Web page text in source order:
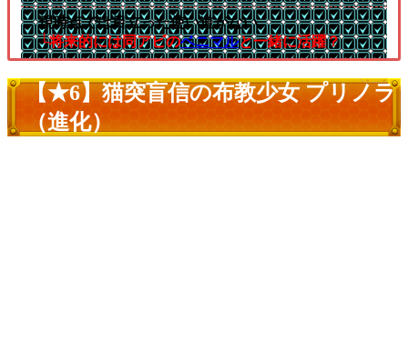
現時点では目立った使い道がない
└将来的には同アビのベニマルと一緒に活躍？
【★6】猫突盲信の布教少女 プリノラ
（進化）